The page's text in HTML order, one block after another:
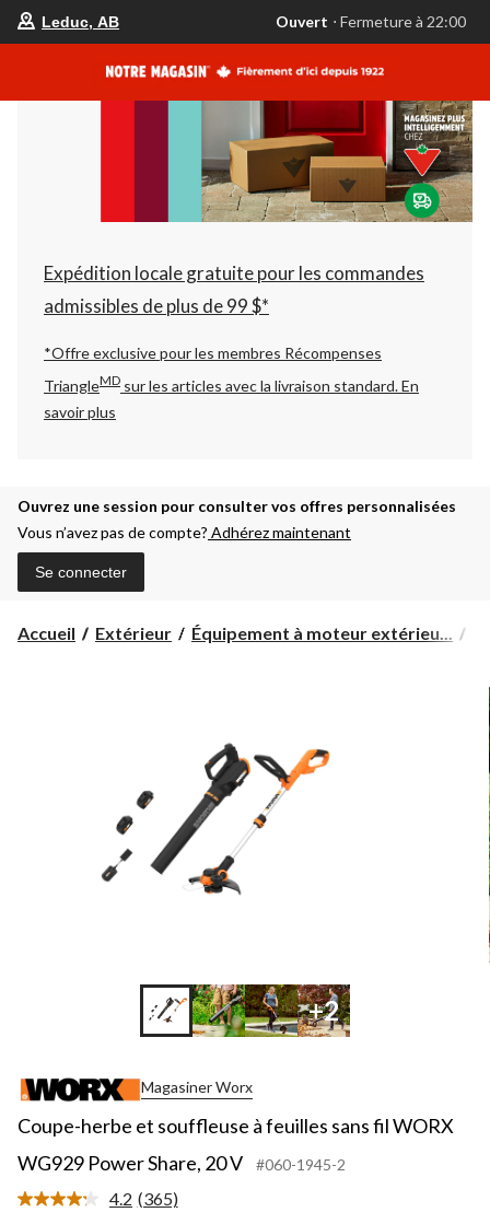
votre
est
AB,
Ouvert,
Fermeture
à
22:00
changer
Leduc, AB Ouvert ⋅ Fermeture à 22:00
Expédition locale gratuite pour les commandes
admissibles de plus de 99 $*
*Offre exclusive pour les membres Récompenses
TriangleMD sur les articles avec la livraison standard.En
savoir plus
Ouvrez une session pour consulter vos offres personnalisées
Vous n’avez pas de compte? Adhérez maintenant
Se connecter
Accueil Extérieur Équipement à moteur extérieu...
+2
Magasiner Worx
Coupe-herbe et souffleuse à feuilles sans fil WORX
WG929 Power Share, 20 V
#060-1945-2
4.2 Lire
(365)